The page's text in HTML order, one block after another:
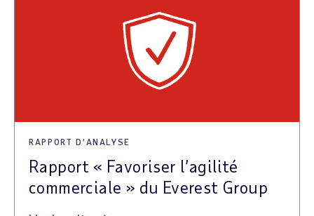
RAPPORT D’ANALYSE
Rapport « Favoriser l’agilité
commerciale » du Everest Group